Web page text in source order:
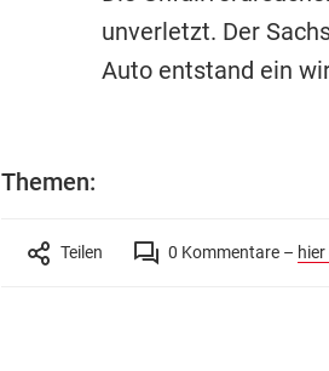
unverletzt. Der
Auto entstand ein
Themen:
Teilen 0 Kommentare –